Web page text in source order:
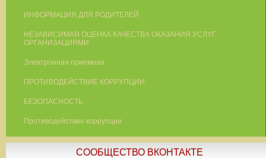
ИНФОРМАЦИЯ ДЛЯ РОДИТЕЛЕЙ
НЕЗАВИСИМАЯ ОЦЕНКА КАЧЕСТВА ОКАЗАНИЯ УСЛУГ
ОРГАНИЗАЦИЯМИ
Электронная приемная
ПРОТИВОДЕЙСТВИЕ КОРРУПЦИИ
БЕЗОПАСНОСТЬ
Противодействие коррупции
СООБЩЕСТВО ВКОНТАКТЕ